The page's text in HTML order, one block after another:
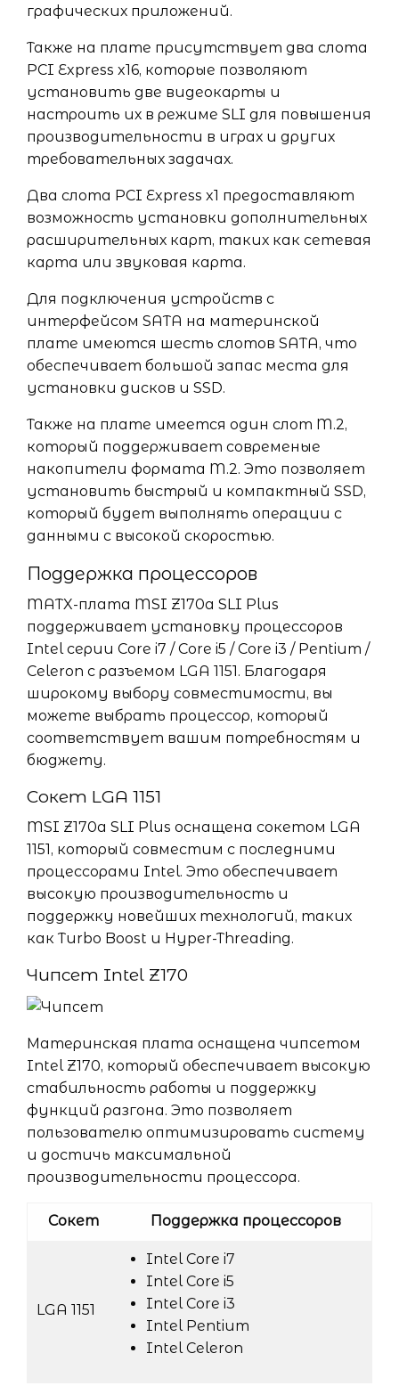
графических приложений.
Также на плате присутствует два слота
PCI Express x16, которые позволяют
установить две видеокарты и
настроить их в режиме SLI для повышения
производительности в играх и других
требовательных задачах.
Два слота PCI Express x1 предоставляют
возможность установки дополнительных
расширительных карт, таких как сетевая
карта или звуковая карта.
Для подключения устройств с
интерфейсом SATA на материнской
плате имеются шесть слотов SATA, что
обеспечивает большой запас места для
установки дисков и SSD.
Также на плате имеется один слот M.2,
который поддерживает современые
накопители формата M.2. Это позволяет
установить быстрый и компактный SSD,
который будет выполнять операции с
данными с высокой скоростью.
Поддержка процессоров
MATX-плата MSI Z170a SLI Plus
поддерживает установку процессоров
Intel серии Core i7 / Core i5 / Core i3 / Pentium /
Celeron с разъемом LGA 1151. Благодаря
широкому выбору совместимости, вы
можете выбрать процессор, который
соответствует вашим потребностям и
бюджету.
Сокет LGA 1151
MSI Z170a SLI Plus оснащена сокетом LGA
1151, который совместим с последними
процессорами Intel. Это обеспечивает
высокую производительность и
поддержку новейших технологий, таких
как Turbo Boost и Hyper-Threading.
Чипсет Intel Z170
Материнская плата оснащена чипсетом
Intel Z170, который обеспечивает высокую
стабильность работы и поддержку
функций разгона. Это позволяет
пользователю оптимизировать систему
и достичь максимальной
производительности процессора.
Сокет Поддержка процессоров
LGA 1151
Intel Core i7
Intel Core i5
Intel Core i3
Intel Pentium
Intel Celeron